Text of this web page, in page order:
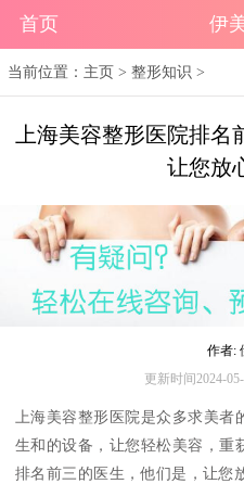
首页 伊
当前位置： 主页 >整形知识 >
上海美容整形医院排名
让您放
作者:
更新时间2024-
上海美容整形医院是众多求美者
生和的设备，让您轻松美容，重
排名前三的医生，他们是，让您